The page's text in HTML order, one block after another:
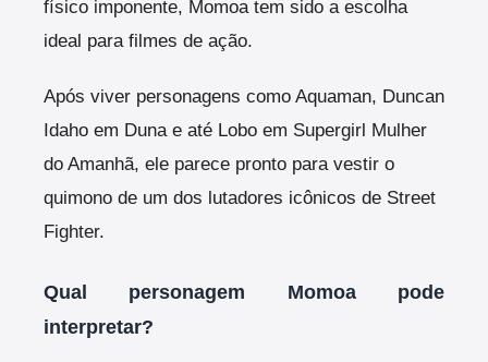
físico imponente, Momoa tem sido a escolha
ideal para filmes de ação.
Após viver personagens como Aquaman, Duncan
Idaho em Duna e até Lobo em Supergirl Mulher
do Amanhã, ele parece pronto para vestir o
quimono de um dos lutadores icônicos de Street
Fighter.
Qual personagem Momoa pode
interpretar?